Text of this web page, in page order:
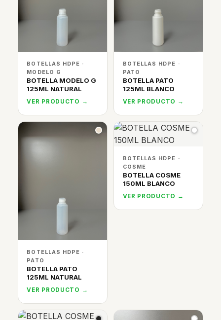
BOTELLAS HDPE ·
MODELO G
BOTELLA MODELO G
125ML NATURAL
VER PRODUCTO →
BOTELLAS HDPE ·
PATO
BOTELLA PATO
125ML BLANCO
VER PRODUCTO →
BOTELLAS HDPE ·
PATO
BOTELLA PATO
125ML NATURAL
VER PRODUCTO →
BOTELLAS HDPE ·
COSME
BOTELLA COSME
150ML BLANCO
VER PRODUCTO →